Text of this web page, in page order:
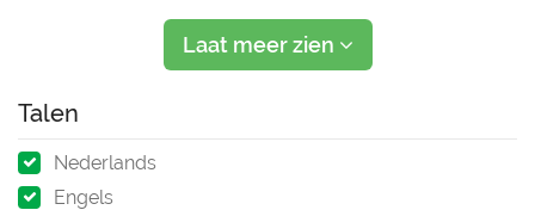
leeftijd van 4 tot 16 jaar. Of het nu gaat om een
avondje spelen, hulp bij huiswerk of een rustige
enthousiast, verantwoordelijk e
Laat meer zien
Talen
Nederlands
Engels